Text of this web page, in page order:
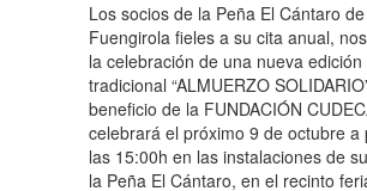
Los socios de la Peña El Cántaro de
Fuengirola fieles a su cita anual,
la celebración de una nueva edición
tradicional “ALMUERZO
beneficio de la FUNDACIÓN
celebrará el próximo 9 de octubre a
las 15:00h en las instalaciones de
la Peña El Cántaro, en el recinto